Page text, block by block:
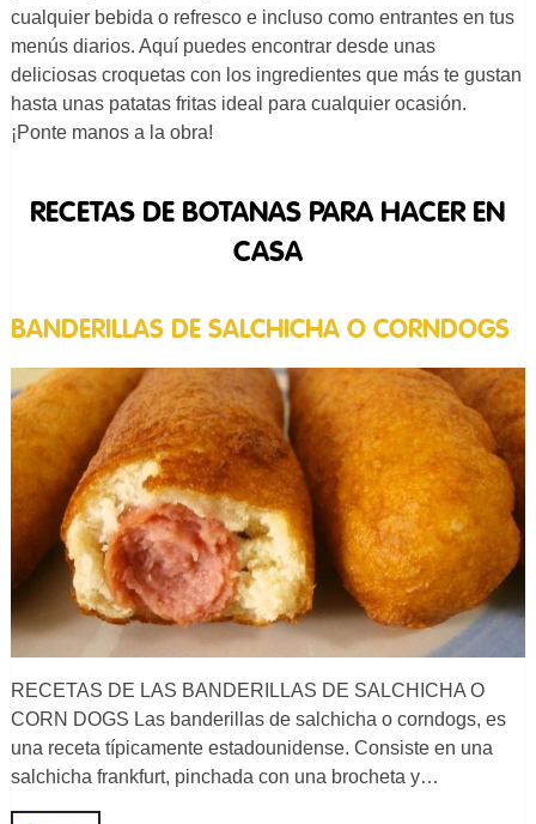
cualquier bebida o refresco e incluso como entrantes en tus
menús diarios. Aquí puedes encontrar desde unas
deliciosas croquetas con los ingredientes que más te gustan
hasta unas patatas fritas ideal para cualquier ocasión.
¡Ponte manos a la obra!
RECETAS DE BOTANAS PARA HACER EN
CASA
BANDERILLAS DE SALCHICHA O CORNDOGS
RECETAS DE LAS BANDERILLAS DE SALCHICHA O
CORN DOGS Las banderillas de salchicha o corndogs, es
una receta típicamente estadounidense. Consiste en una
salchicha frankfurt, pinchada con una brocheta y…